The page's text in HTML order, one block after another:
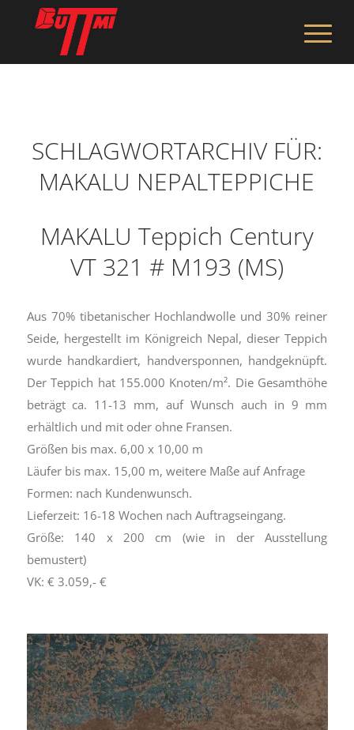
SCHLAGWORTARCHIV FÜR:
MAKALU NEPALTEPPICHE
MAKALU Teppich Century
VT 321 # M193 (MS)
Aus 70% tibetanischer Hochlandwolle und 30% reiner
Seide, hergestellt im Königreich Nepal, dieser Teppich
wurde handkardiert, handversponnen, handgeknüpft.
Der Teppich hat 155.000 Knoten/m². Die Gesamthöhe
beträgt ca. 11-13 mm, auf Wunsch auch in 9 mm
erhältlich und mit oder ohne Fransen.
Größen bis max. 6,00 x 10,00 m
Läufer bis max. 15,00 m, weitere Maße auf Anfrage
Formen: nach Kundenwunsch.
Lieferzeit: 16-18 Wochen nach Auftragseingang.
Größe: 140 x 200 cm (wie in der Ausstellung
bemustert)
VK: € 3.059,- €